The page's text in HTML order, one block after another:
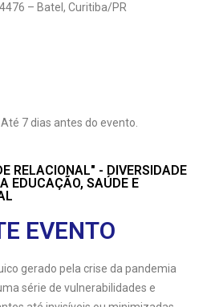
– Batel, Curitiba/PR
7 dias antes do evento.
RELACIONAL" - DIVERSIDADE
EDUCAÇÃO, SAÚDE E
EVENTO
gerado pela crise da pandemia
série de vulnerabilidades e